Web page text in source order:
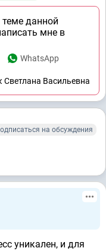
данной
мне в
WhatsApp
Васильевна
на обсуждения
уникален, и для